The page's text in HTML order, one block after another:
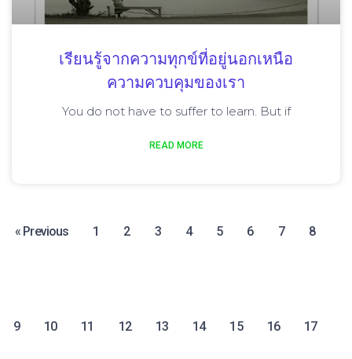
เรียนรู้จากความทุกข์ที่อยู่นอกเหนือ
ความควบคุมของเรา
You do not have to suffer to learn. But if
READ MORE
« Previous 1 2 3 4 5 6 7 8
9 10 11 12 13 14 15 16 17